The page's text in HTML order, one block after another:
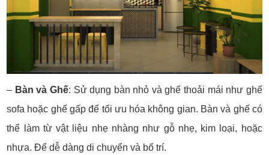
– Bàn và Ghế: Sử dụng bàn nhỏ và ghế thoải mái như ghế
sofa hoặc ghế gấp để tối ưu hóa không gian. Bàn và ghế có
thể làm từ vật liệu nhẹ nhàng như gỗ nhẹ, kim loại, hoặc
nhựa. Để dễ dàng di chuyển và bố trí.